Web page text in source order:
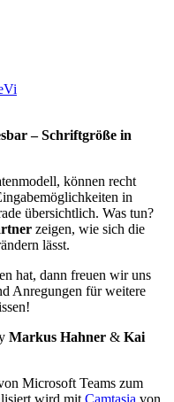
– Schriftgröße in
können recht
in
übersichtlich. Was tun?
zeigen, wie sich die
lässt.
hat, dann freuen wir uns
Anregungen für weitere
Markus Hahner & Kai
Microsoft Teams zum
wird mit Camtasia von